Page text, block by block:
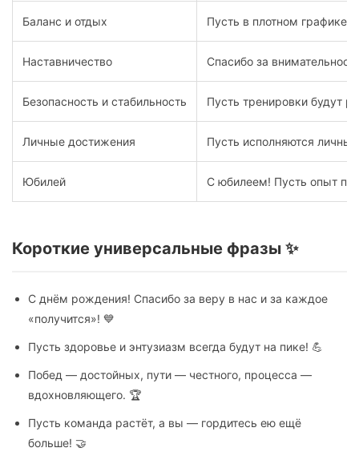
Баланс и отдых Пусть в плотном графике
Наставничество Спасибо за
Безопасность и стабильность Пусть тренировки будут
Личные достижения Пусть исполняются
Юбилей С юбилеем! Пусть опыт
Короткие универсальные фразы ✨
С днём рождения! Спасибо за веру в нас и за каждое
«получится»! 💙
Пусть здоровье и энтузиазм всегда будут на пике! 💪
Побед — достойных, пути — честного, процесса —
вдохновляющего. 🏆
Пусть команда растёт, а вы — гордитесь ею ещё
больше! 🤝